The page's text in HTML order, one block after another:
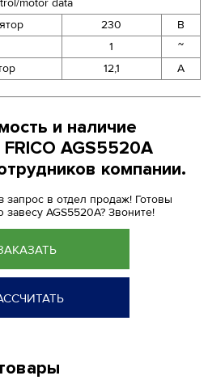
motor data
230
В
1
~
12,1 A
и наличие
AGS5520A
компании.
запрос в отдел продаж! Готовы
AGS5520A? Звоните!